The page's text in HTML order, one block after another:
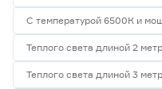
С температурой 6500К и
Теплого света длиной 2
Теплого света длиной 3